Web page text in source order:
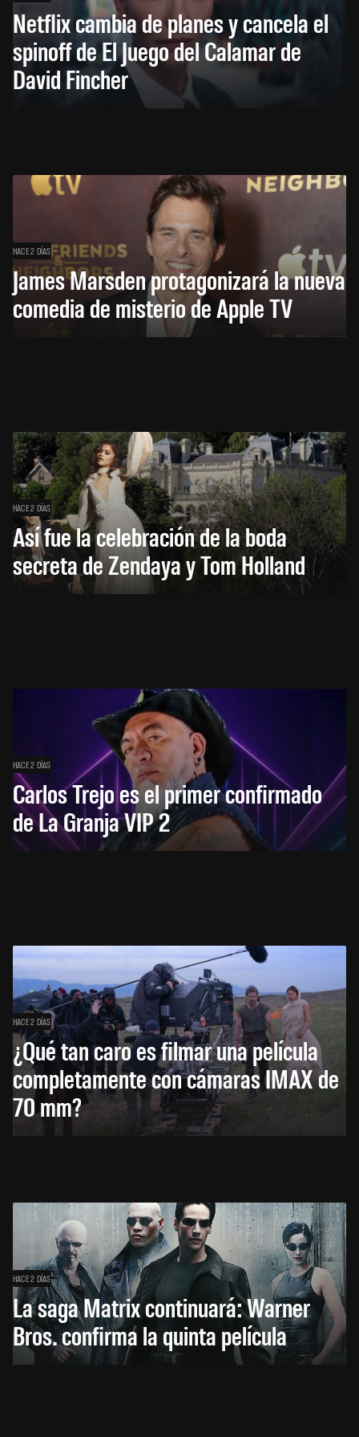
Netflix cambia de planes y cancela el
spinoff de El Juego del Calamar de
David Fincher
HACE 2 DÍAS
James Marsden protagonizará la nueva
comedia de misterio de Apple TV
HACE 2 DÍAS
Así fue la celebración de la boda
secreta de Zendaya y Tom Holland
HACE 2 DÍAS
Carlos Trejo es el primer confirmado
de La Granja VIP 2
HACE 2 DÍAS
¿Qué tan caro es filmar una película
completamente con cámaras IMAX de
70 mm?
HACE 2 DÍAS
La saga Matrix continuará: Warner
Bros. confirma la quinta película